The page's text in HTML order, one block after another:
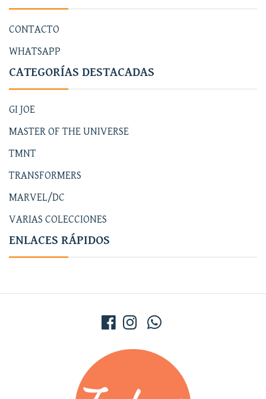
CONTACTO
WHATSAPP
CATEGORÍAS DESTACADAS
GI JOE
MASTER OF THE UNIVERSE
TMNT
TRANSFORMERS
MARVEL/DC
VARIAS COLECCIONES
ENLACES RÁPIDOS